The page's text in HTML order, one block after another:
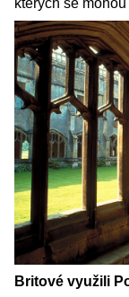
kterých se
Britové využili